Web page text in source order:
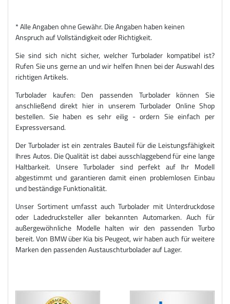
* Alle Angaben ohne Gewähr. Die Angaben haben keinen
Anspruch auf Vollständigkeit oder Richtigkeit.
Sie sind sich nicht sicher, welcher Turbolader kompatibel ist?
Rufen Sie uns gerne an und wir helfen Ihnen bei der Auswahl des
richtigen Artikels.
Turbolader kaufen: Den passenden Turbolader können Sie
anschließend direkt hier in unserem Turbolader Online Shop
bestellen. Sie haben es sehr eilig - ordern Sie einfach per
Expressversand.
Der Turbolader ist ein zentrales Bauteil für die Leistungsfähigkeit
Ihres Autos. Die Qualität ist dabei ausschlaggebend für eine lange
Haltbarkeit. Unsere Turbolader sind perfekt auf Ihr Modell
abgestimmt und garantieren damit einen problemlosen Einbau
und beständige Funktionalität.
Unser Sortiment umfasst auch Turbolader mit Unterdruckdose
oder Ladedrucksteller aller bekannten Automarken. Auch für
außergewöhnliche Modelle halten wir den passenden Turbo
bereit. Von BMW über Kia bis Peugeot, wir haben auch für weitere
Marken den passenden Austauschturbolader auf Lager.